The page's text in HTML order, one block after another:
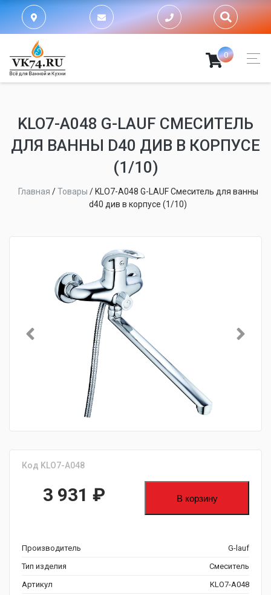
0
KLO7-A048 G-LAUF СМЕСИТЕЛЬ
ДЛЯ ВАННЫ D40 ДИВ В КОРПУСЕ
(1/10)
Главная /Товары / KLO7-A048 G-LAUF Смеситель для ванны
d40 див в корпусе (1/10)
Код KLO7-A048
3 931 ₽ В корзину
Производитель
G-lauf
Тип изделия
Смеситель
Артикул
KLO7-A048